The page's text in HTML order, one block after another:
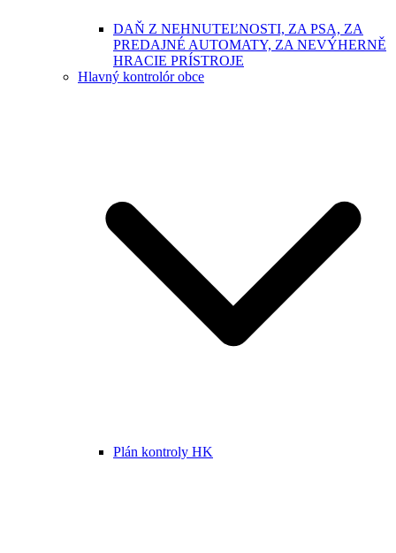
DAŇ Z NEHNUTEĽNOSTI, ZA PSA, ZA
PREDAJNÉ AUTOMATY, ZA NEVÝHERNĚ
HRACIE PRÍSTROJE
Hlavný kontrolór obce
Plán kontroly HK